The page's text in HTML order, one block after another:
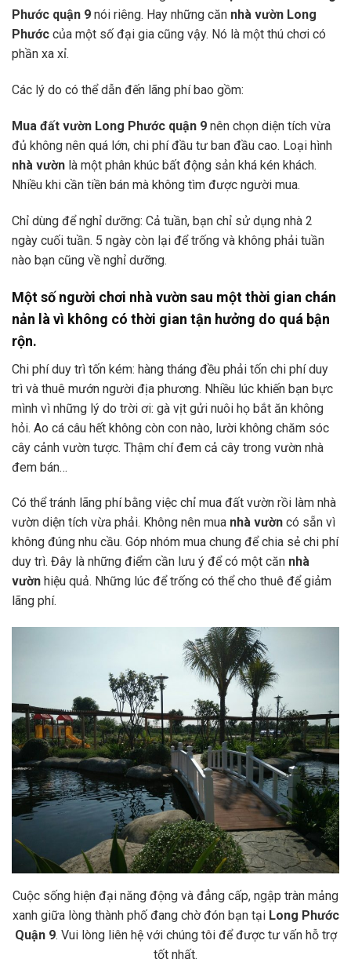
Phước quận 9 nói riêng. Hay những căn nhà vườn Long
Phước của một số đại gia cũng vậy. Nó là một thú chơi có
phần xa xỉ.
Các lý do có thể dẫn đến lãng phí bao gồm:
Mua đất vườn Long Phước quận 9 nên chọn diện tích vừa
đủ không nên quá lớn, chi phí đầu tư ban đầu cao. Loại hình
nhà vườn là một phân khúc bất động sản khá kén khách.
Nhiều khi cần tiền bán mà không tìm được người mua.
Chỉ dùng để nghỉ dưỡng: Cả tuần, bạn chỉ sử dụng nhà 2
ngày cuối tuần. 5 ngày còn lại để trống và không phải tuần
nào bạn cũng về nghỉ dưỡng.
Một số người chơi nhà vườn sau một thời gian chán
nản là vì không có thời gian tận hưởng do quá bận
rộn.
Chi phí duy trì tốn kém: hàng tháng đều phải tốn chi phí duy
trì và thuê mướn người địa phương. Nhiều lúc khiến bạn bực
mình vì những lý do trời ơi: gà vịt gửi nuôi họ bắt ăn không
hỏi. Ao cá câu hết không còn con nào, lười không chăm sóc
cây cảnh vườn tược. Thậm chí đem cả cây trong vườn nhà
đem bán…
Có thể tránh lãng phí bằng việc chỉ mua đất vườn rồi làm nhà
vườn diện tích vừa phải. Không nên mua nhà vườn có sẵn vì
không đúng nhu cầu. Góp nhóm mua chung để chia sẻ chi phí
duy trì. Đây là những điểm cần lưu ý để có một căn nhà
vườn hiệu quả. Những lúc để trống có thể cho thuê để giảm
lãng phí.
Cuộc sống hiện đại năng động và đẳng cấp, ngập tràn mảng
xanh giữa lòng thành phố đang chờ đón bạn tại Long Phước
Quận 9. Vui lòng liên hệ với chúng tôi để được tư vấn hỗ trợ
tốt nhất.